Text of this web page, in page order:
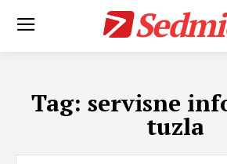
Tag: servisne
tuzla